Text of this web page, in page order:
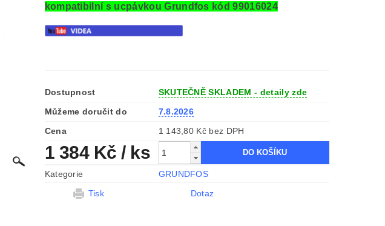
kompatibilní s ucpávkou Grundfos kód 99016024
Dostupnost
SKUTEČNĚ SKLADEM - detaily zde
Můžeme doručit do
7.8.2026
Cena
1 143,80 Kč bez DPH
1 384 Kč/ ks
Kategorie
GRUNDFOS
Tisk
Dotaz